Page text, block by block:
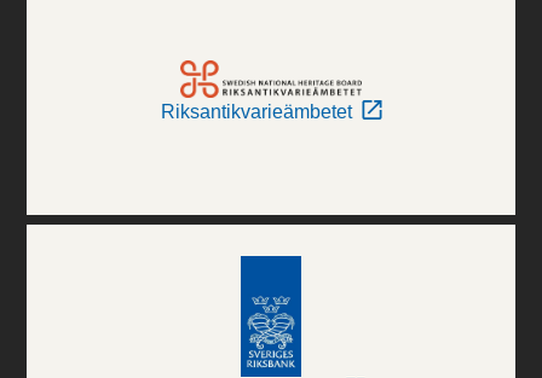
Riksantikvarieämbetet